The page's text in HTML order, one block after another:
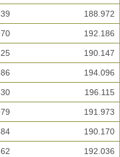
188.972
192.186
190.147
194.096
196.115
191.973
190.170
192.036